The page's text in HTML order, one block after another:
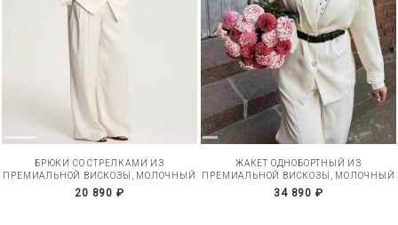
БРЮКИ СО СТРЕЛКАМИ ИЗ
ПРЕМИАЛЬНОЙ ВИСКОЗЫ, МОЛОЧНЫЙ
20 890 ₽
ЖАКЕТ ОДНОБОРТНЫЙ ИЗ
ПРЕМИАЛЬНОЙ ВИСКОЗЫ, МОЛОЧНЫЙ
34 890 ₽